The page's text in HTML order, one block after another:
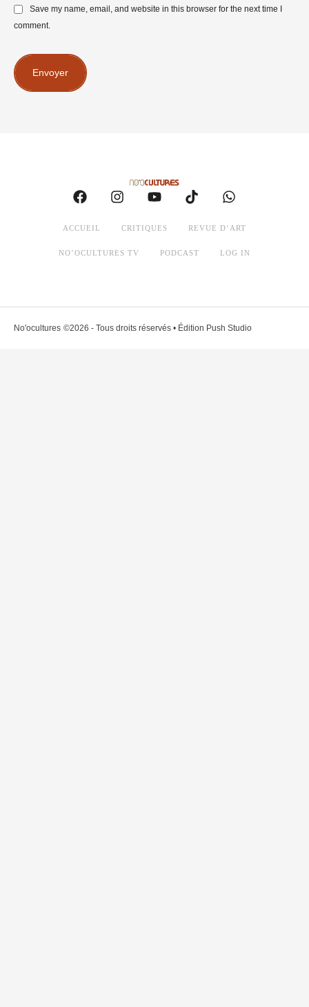
Save my name, email, and website in this browser for the next time I
comment.
Envoyer
ACCUEIL CRITIQUES REVUE D’ART
NO’OCULTURES TV PODCAST LOG IN
No'ocultures ©2026 - Tous droits réservés • Édition Push Studio